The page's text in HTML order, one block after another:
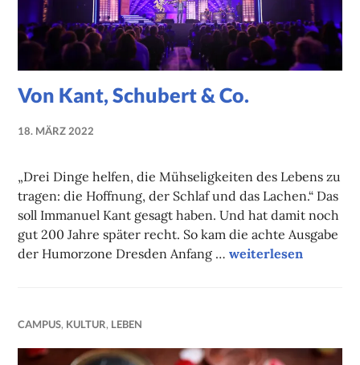
Von Kant, Schubert & Co.
18. MÄRZ 2022
„Drei Dinge helfen, die Mühseligkeiten des Lebens zu
tragen: die Hoffnung, der Schlaf und das Lachen.“ Das
soll Immanuel Kant gesagt haben. Und hat damit noch
gut 200 Jahre später recht. So kam die achte Ausgabe
der Humorzone Dresden Anfang …Von Kant, Schubert
weiterlesen
CAMPUS, KULTUR, LEBEN